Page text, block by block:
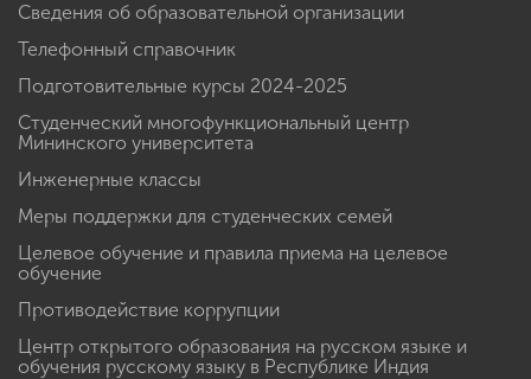
Сведения об образовательной организации
Телефонный справочник
Подготовительные курсы 2024-2025
Студенческий многофункциональный центр
Мининского университета
Инженерные классы
Меры поддержки для студенческих семей
Целевое обучение и правила приема на целевое
обучение
Противодействие коррупции
Центр открытого образования на русском языке и
обучения русскому языку в Республике Индия